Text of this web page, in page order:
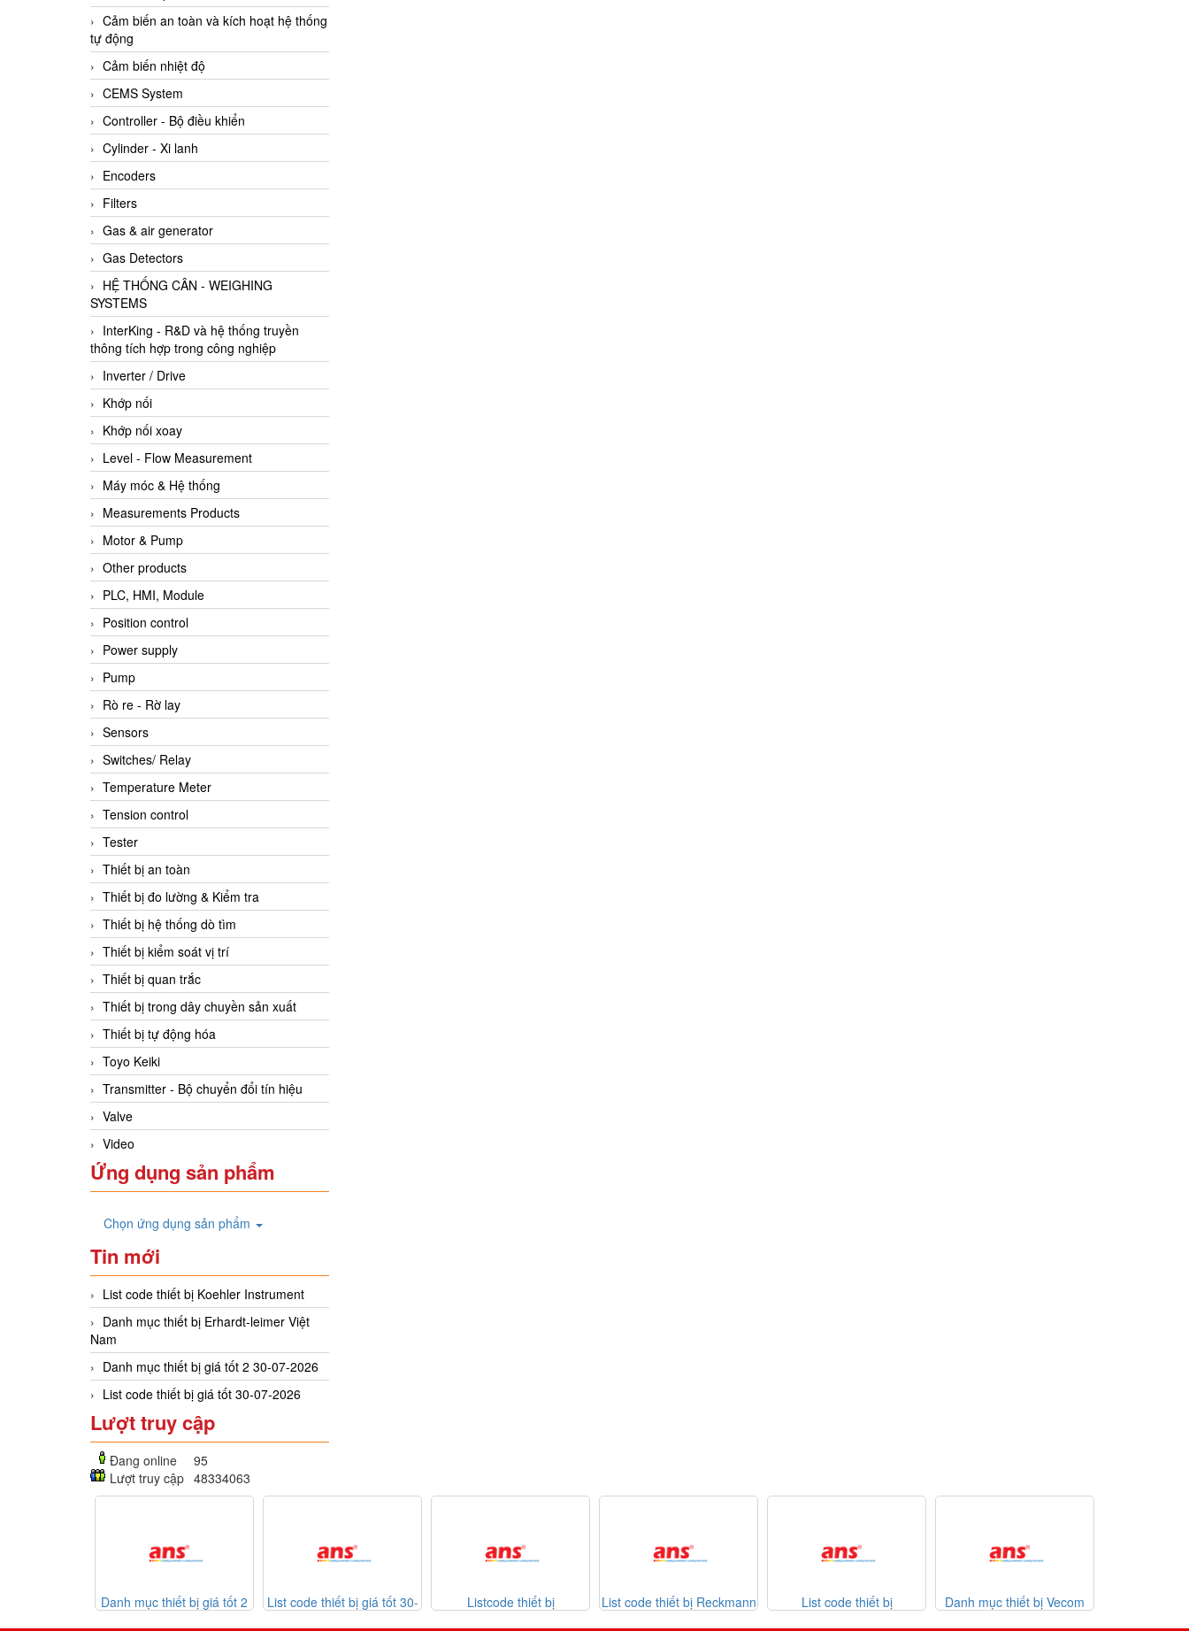
Cảm biến an toàn và kích hoạt hệ thống
tự động
Cảm biến nhiệt độ
CEMS System
Controller - Bộ điều khiển
Cylinder - Xi lanh
Encoders
Filters
Gas & air generator
Gas Detectors
HỆ THỐNG CÂN - WEIGHING
SYSTEMS
InterKing - R&D và hệ thống truyền
thông tích hợp trong công nghiệp
Inverter / Drive
Khớp nối
Khớp nối xoay
Level - Flow Measurement
Máy móc & Hệ thống
Measurements Products
Motor & Pump
Other products
PLC, HMI, Module
Position control
Power supply
Pump
Rò re - Rờ lay
Sensors
Switches/ Relay
Temperature Meter
Tension control
Tester
Thiết bị an toàn
Thiết bị đo lường & Kiểm tra
Thiết bị hệ thống dò tìm
Thiết bị kiểm soát vị trí
Thiết bị quan trắc
Thiết bị trong dây chuyền sản xuất
Thiết bị tự động hóa
Toyo Keiki
Transmitter - Bộ chuyển đổi tín hiệu
Valve
Video
Ứng dụng sản phẩm
Chọn ứng dụng sản phẩm
Tin mới
List code thiết bị Koehler Instrument
Danh mục thiết bị Erhardt-leimer Việt
Nam
Danh mục thiết bị giá tốt 2 30-07-2026
List code thiết bị giá tốt 30-07-2026
Lượt truy cập
Đang online
95
Lượt truy cập 48334063
mục thiết bị giá tốt 2
List code thiết bị giá tốt 30-
Listcode thiết bị
List code thiết bị Reckmann
List code thiết bị
Danh mục thiết bị Vecom
Danh mục thiết bị Watlow